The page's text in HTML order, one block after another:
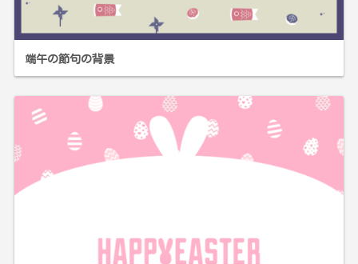
端午の節句の背景